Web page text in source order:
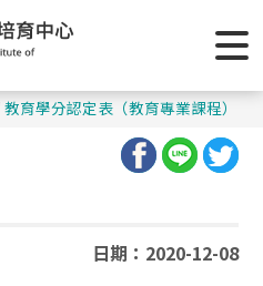
教育學分認定表（教育專業課程）
日期：2020-12-08